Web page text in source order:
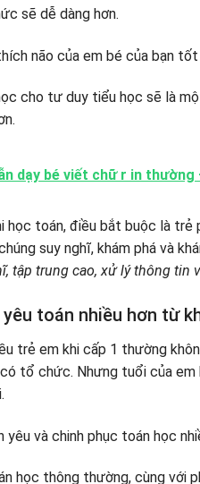
sẽ dễ dàng hơn.
cho tư duy tiểu học sẽ là
dạy bé viết chữ r in
học toán, điều bắt buộc là trẻ
suy nghĩ, khám phá và
tập trung cao, xử lý thông tin
yêu toán nhiều hơn từ
trẻ em khi cấp 1 thường
tổ chức. Nhưng tuổi của
học thông thường, cùng với